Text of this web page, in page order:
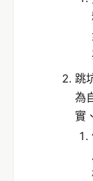
跳
為
實